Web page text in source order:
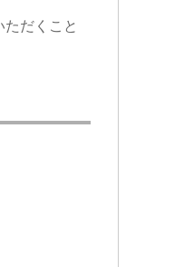
だくこと